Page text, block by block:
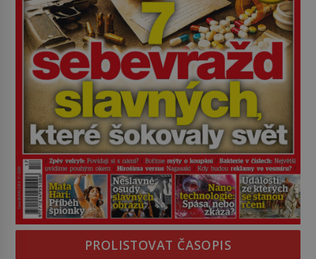
PROLISTOVAT ČASOPIS